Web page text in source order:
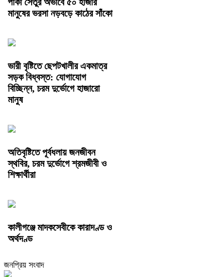
মানুষের ভরসা নড়বড়ে কাঠের সাঁকো
ভারী বৃষ্টিতে ছেপটখালীর একমাত্র
সড়ক বিধ্বস্ত: যোগাযোগ
বিচ্ছিন্ন, চরম দুর্ভোগে হাজারো
মানুষ
অতিবৃষ্টিতে পূর্বধলায় জনজীবন
স্থবির, চরম দুর্ভোগে শ্রমজীবী ও
শিক্ষার্থীরা
কালীগঞ্জে মাদকসেবীকে কারাদণ্ড ও
অর্থদণ্ড
জনপ্রিয় সংবাদ